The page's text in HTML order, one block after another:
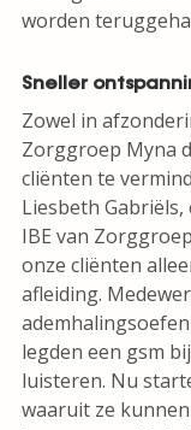
worden
Sneller
Zowel in
Zorggroep Myna
cliënten te
Liesbeth
IBE van
onze cliënten
afleiding.
legden een gsm
luisteren. Nu
waaruit ze